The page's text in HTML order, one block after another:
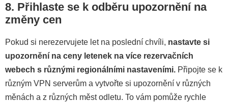
8. Přihlaste se k odběru upozornění na
změny cen
Pokud si nerezervujete let na poslední chvíli, nastavte si
upozornění na ceny letenek na více rezervačních
webech s různými regionálními nastaveními. Připojte se k
různým VPN serverům a vytvořte si upozornění v různých
měnách a z různých měst odletu. To vám pomůže rychle